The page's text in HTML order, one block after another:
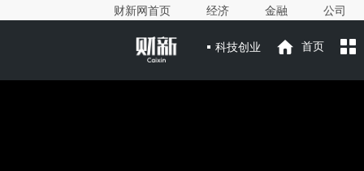
财新网首页 经济 金融 公司
科技创业 首页